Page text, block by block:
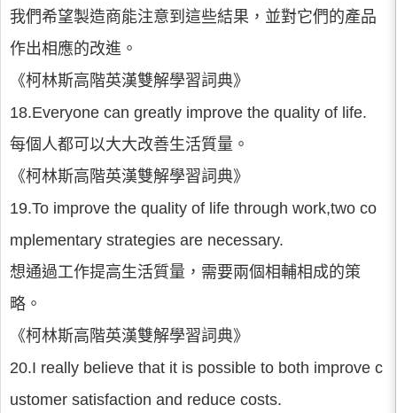
我們希望製造商能注意到這些結果，並對它們的產品
作出相應的改進。
《柯林斯高階英漢雙解學習詞典》
18.Everyone can greatly improve the quality of life.
每個人都可以大大改善生活質量。
《柯林斯高階英漢雙解學習詞典》
19.To improve the quality of life through work,two co
mplementary strategies are necessary.
想通過工作提高生活質量，需要兩個相輔相成的策
略。
《柯林斯高階英漢雙解學習詞典》
20.I really believe that it is possible to both improve c
ustomer satisfaction and reduce costs.